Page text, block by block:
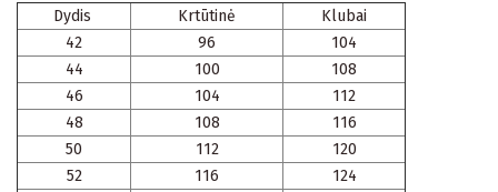
Dydis Krtūtinė
Klubai
42
96
104
44
100
108
46
104
112
48
108
116
50
112
120
52
116
124